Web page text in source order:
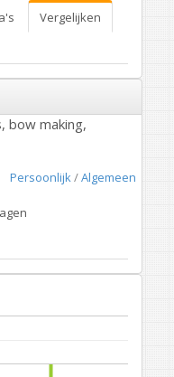
Vergelijken
bow making,
Persoonlijk /Algemeen